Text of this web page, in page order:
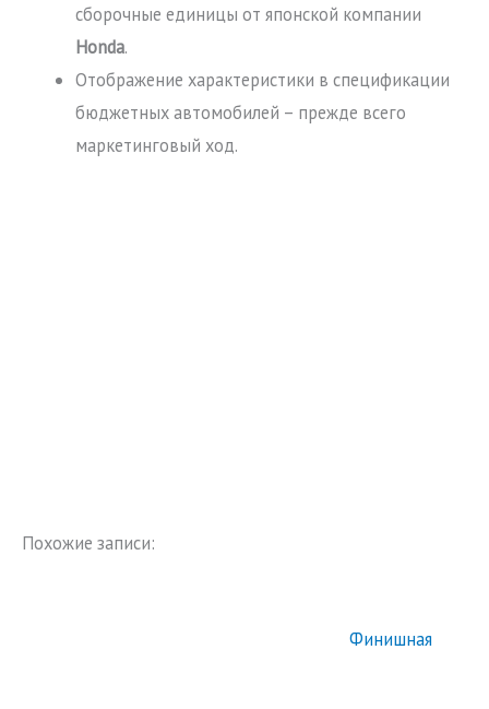
сборочные единицы от японской компании
Honda.
Отображение характеристики в спецификации
бюджетных автомобилей – прежде всего
маркетинговый ход.
Похожие записи:
Финишная